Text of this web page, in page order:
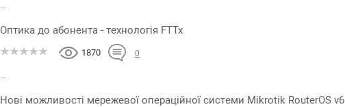
Оптика до абонента - технологія FTTx
1870 0
Нові можливості мережевої операційної системи Mikrotik RouterOS v6